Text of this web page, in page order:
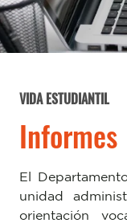
VIDA ESTUDIANTIL
Informes
El
unidad
orientación